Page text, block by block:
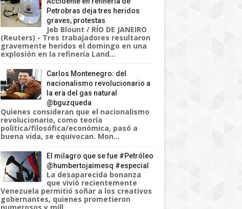
Petrobras deja tres heridos
graves, protestas
Jeb Blount / RÍO DE JANEIRO
(Reuters) - Tres trabajadores resultaron
gravemente heridos el domingo en una
explosión en la refinería Land...
Carlos Montenegro: del
nacionalismo revolucionario a
la era del gas natural
@bguzqueda
Quienes consideran que el nacionalismo
revolucionario, como teoría
política/filosófica/económica, pasó a
buena vida, se equivocan. Mon...
El milagro que se fue #Petróleo
@humbertojaimesq #especial
La desaparecida bonanza
que vivió recientemente
Venezuela permitió soñar a los creativos
gobernantes, quienes prometieron